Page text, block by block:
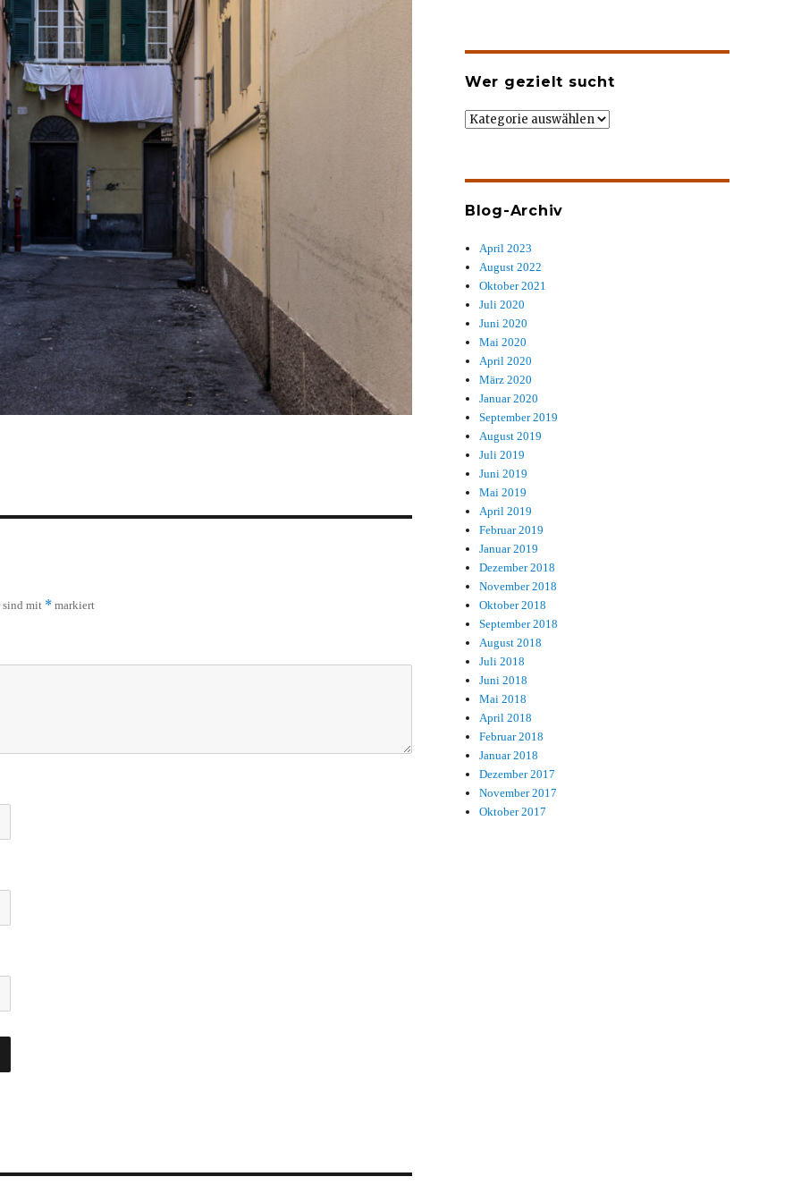
sind mit * markiert
Wer gezielt sucht
Wer
Blog-Archiv
April 2023
August 2022
Oktober 2021
Juli 2020
Juni 2020
Mai 2020
April 2020
März 2020
Januar 2020
September 2019
August 2019
Juli 2019
Juni 2019
Mai 2019
April 2019
Februar 2019
Januar 2019
Dezember 2018
November 2018
Oktober 2018
September 2018
August 2018
Juli 2018
Juni 2018
Mai 2018
April 2018
Februar 2018
Januar 2018
Dezember 2017
November 2017
Oktober 2017